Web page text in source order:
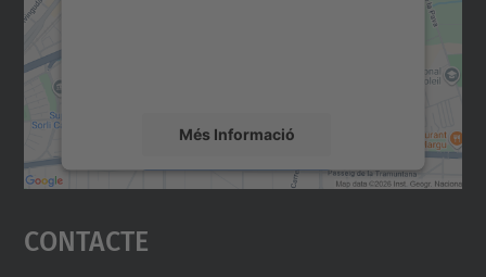
Més Informació
Accepta
powered by
Contacte